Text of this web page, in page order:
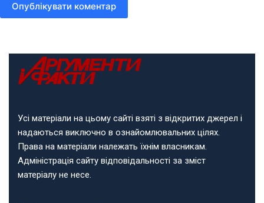
Опублікувати коментар
Усі матеріали на цьому сайті взяті з відкритих джерел і
надаються виключно в ознайомлювальних цілях.
Права на матеріали належать їхнім власникам.
Адміністрація сайту відповідальності за зміст
матеріалу не несе.